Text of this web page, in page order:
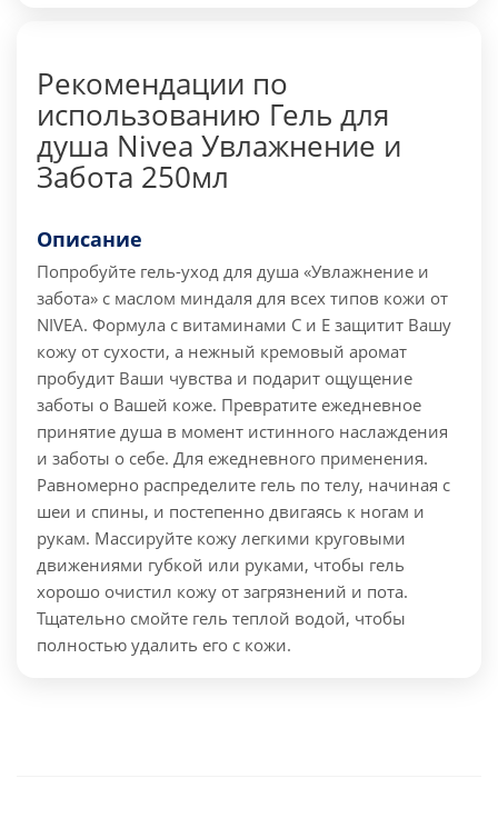
Рекомендации по
использованию Гель для
душа Nivea Увлажнение и
Забота 250мл
Описание
Попробуйте гель-уход для душа «Увлажнение и
забота» с маслом миндаля для всех типов кожи от
NIVEA. Формула с витаминами С и Е защитит Вашу
кожу от сухости, а нежный кремовый аромат
пробудит Ваши чувства и подарит ощущение
заботы о Вашей коже. Превратите ежедневное
принятие душа в момент истинного наслаждения
и заботы о себе. Для ежедневного применения.
Равномерно распределите гель по телу, начиная с
шеи и спины, и постепенно двигаясь к ногам и
рукам. Массируйте кожу легкими круговыми
движениями губкой или руками, чтобы гель
хорошо очистил кожу от загрязнений и пота.
Тщательно смойте гель теплой водой, чтобы
полностью удалить его с кожи.